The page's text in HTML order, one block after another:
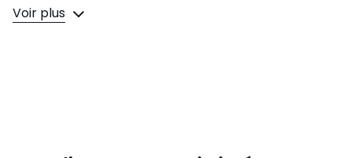
Composition et Entretien
Voir plus